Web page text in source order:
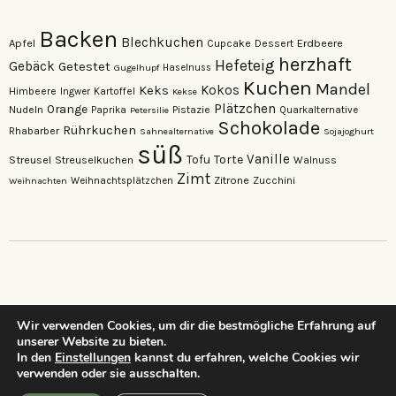
Apfel Backen Blechkuchen Cupcake Dessert Erdbeere
Gebäck Getestet Gugelhupf Haselnuss Hefeteig herzhaft
Himbeere Ingwer Kartoffel Keks Kekse Kokos Kuchen Mandel
Nudeln Orange Paprika Petersilie Pistazie Plätzchen Quarkalternative
Rhabarber Rührkuchen Sahnealternative Schokolade Sojajoghurt
Streusel Streuselkuchen süß Tofu Torte Vanille Walnuss
Weihnachten Weihnachtsplätzchen Zimt Zitrone Zucchini
…dein neuer Lieblings-Foodblog…
Wir verwenden Cookies, um dir die bestmögliche Erfahrung auf
unserer Website zu bieten.
In den Einstellungen kannst du erfahren, welche Cookies wir
verwenden oder sie ausschalten.